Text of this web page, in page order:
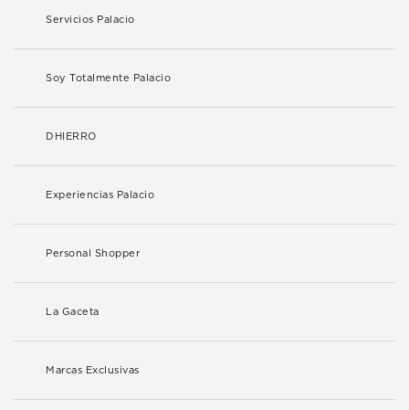
Servicios Palacio
Soy Totalmente Palacio
DHIERRO
Experiencias Palacio
Personal Shopper
La Gaceta
Marcas Exclusivas